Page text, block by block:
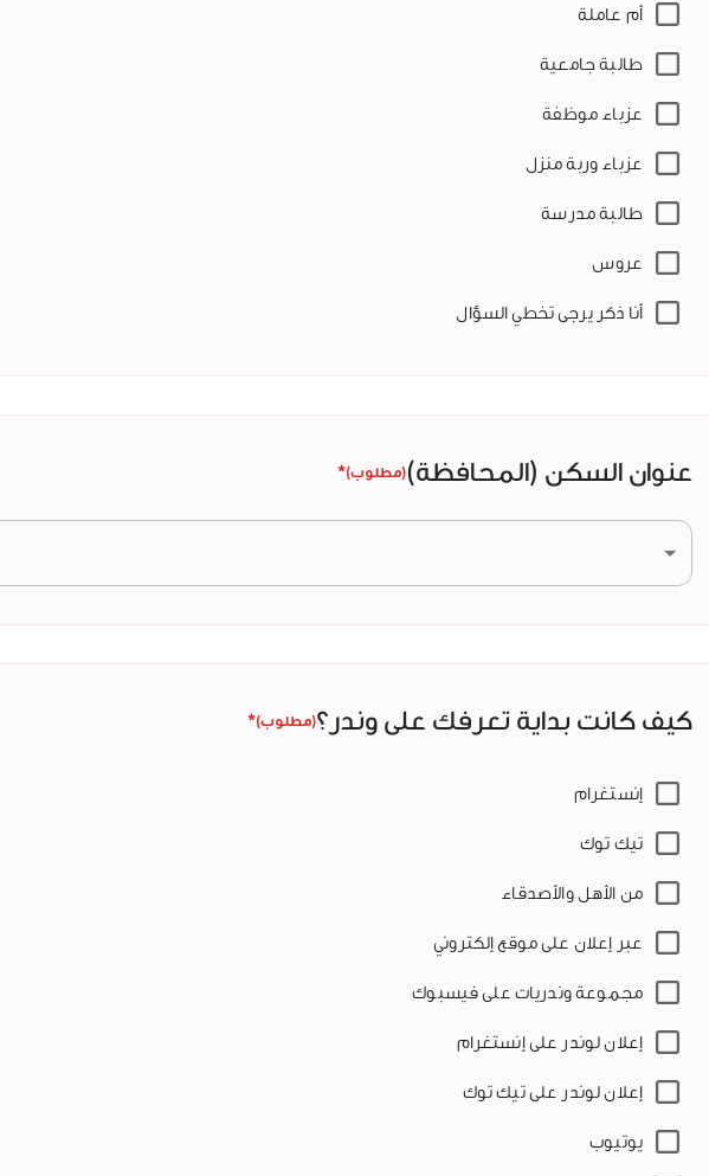
أم عاملة
طالبة جامعية
عزباء موظفة
عزباء وربة منزل
طالبة مدرسة
عروس
أنا ذكر يرجى تخطي السؤال
عنوان السكن (المحافظة) * (مطلوب)
كيف كانت بداية تعرفك على وندر؟ * (مطلوب)
إنستغرام
تيك توك
من الأهل والأصدقاء
عبر إعلان على موقع إلكتروني
مجموعة وندريات على فيسبوك
إعلان لوندر على إنستغرام
إعلان لوندر على تيك توك
يوتيوب